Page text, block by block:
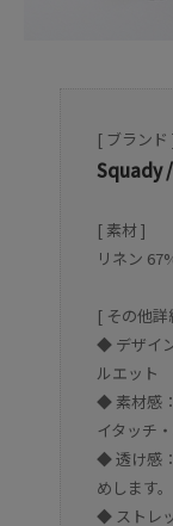
[ ブランド
Squady
[ 素材 ]
リネン
[ その他詳
◆ デザイ
ルエット
◆ 素材感
イタッチ
◆ 透け感
めします。
◆ ストレ